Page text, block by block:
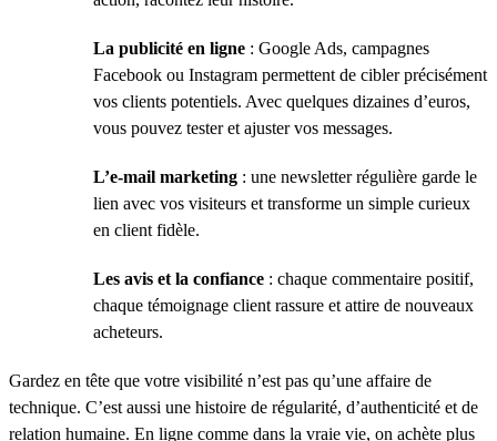
La publicité en ligne : Google Ads, campagnes
Facebook ou Instagram permettent de cibler précisément
vos clients potentiels. Avec quelques dizaines d’euros,
vous pouvez tester et ajuster vos messages.
L’e-mail marketing : une newsletter régulière garde le
lien avec vos visiteurs et transforme un simple curieux
en client fidèle.
Les avis et la confiance : chaque commentaire positif,
chaque témoignage client rassure et attire de nouveaux
acheteurs.
Gardez en tête que votre visibilité n’est pas qu’une affaire de
technique. C’est aussi une histoire de régularité, d’authenticité et de
relation humaine. En ligne comme dans la vraie vie, on achète plus